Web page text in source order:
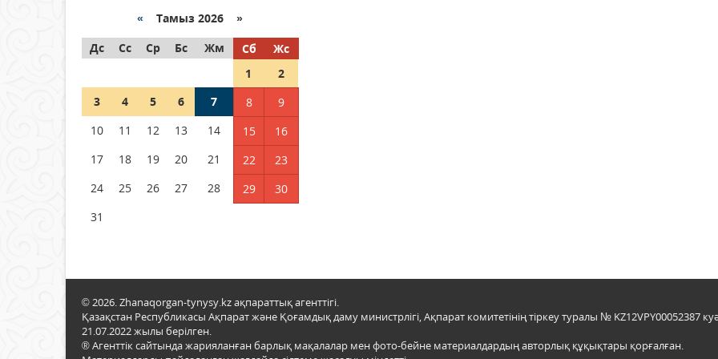
граждане Казахстана,
находящиеся за рубежом?
05 тамыз 2026 ж. 133
Шетелде жүрген Қазақстан
азаматтары қалай дауыс
бере алады?
« Тамыз 2026 »
Дс
Сс Ср Бс Жм Сб
Жс
1
2
3
4 5 6 7 8
9
10
11 12 13 14 15
16
17
18 19 20 21 22
23
24
25 26 27 28 29
30
31
© 2026. Zhanaqorgan-tynysy.kz ақпараттық агенттігі.
Қазақстан Республикасы Ақпарат және Қоғамдық даму министрлігі, Ақпарат комитетінің тіркеу туралы № KZ12VPY00052387
21.07.2022 жылы берілген.
® Агенттік сайтында жарияланған барлық мақалалар мен фото-бейне материалдардың авторлық құқықтары қорғалған.